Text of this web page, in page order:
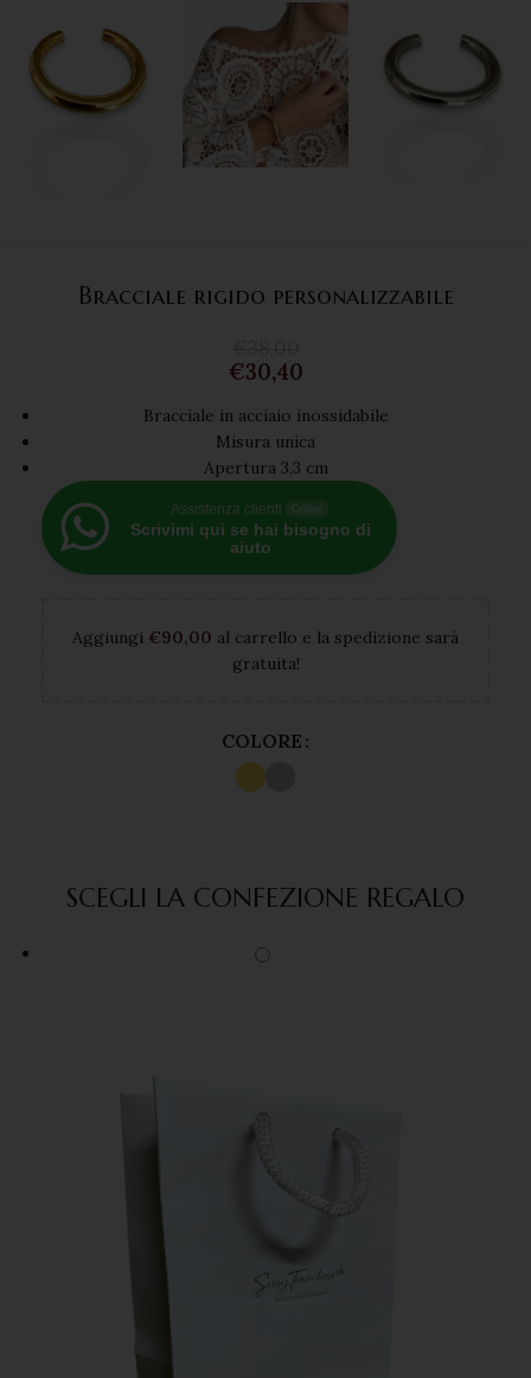
Bracciale rigido personalizzabile
€30,40
Bracciale in acciaio inossidabile
Misura unica
Apertura 3,3 cm
Assistenza clienti
Scrivimi qui se hai bisogno di
aiuto
Aggiungi €90,00 al carrello e la spedizione sarà
gratuita!
COLORE
SCEGLI LA CONFEZIONE REGALO